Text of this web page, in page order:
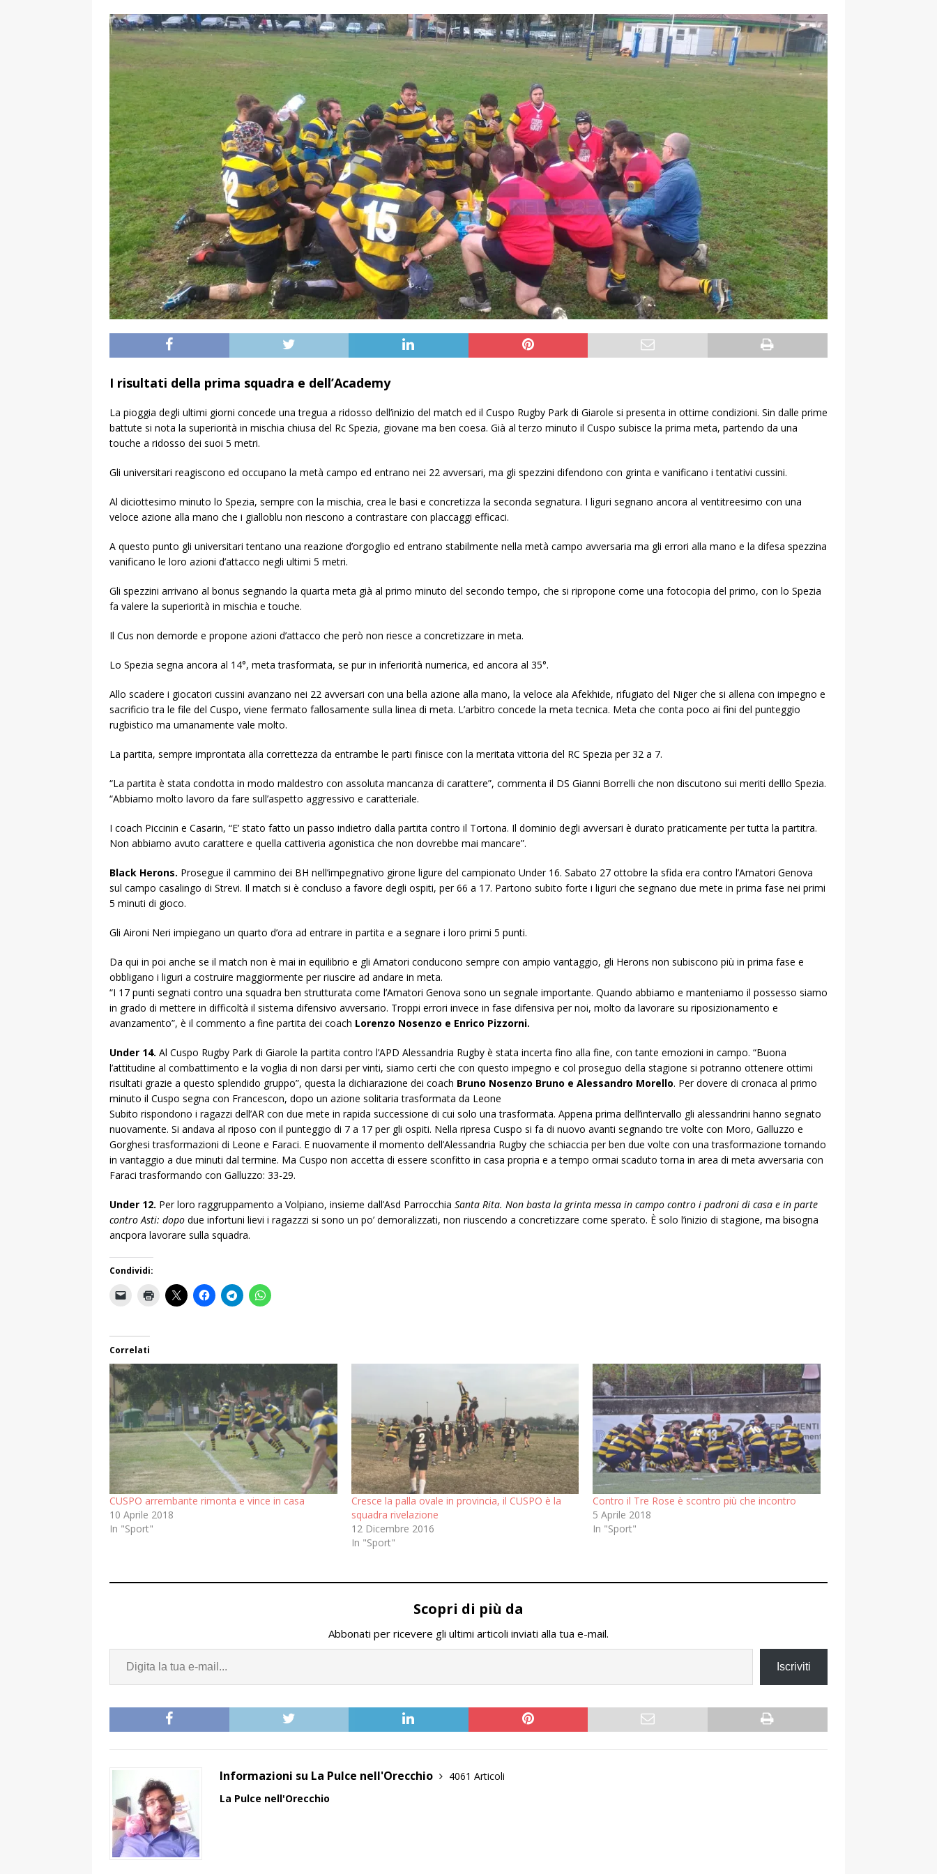
I risultati della prima squadra e dell’Academy
La pioggia degli ultimi giorni concede una tregua a ridosso dell’inizio del match ed il Cuspo Rugby Park di Giarole si presenta in ottime condizioni. Sin dalle prime
battute si nota la superiorità in mischia chiusa del Rc Spezia, giovane ma ben coesa. Già al terzo minuto il Cuspo subisce la prima meta, partendo da una
touche a ridosso dei suoi 5 metri.
Gli universitari reagiscono ed occupano la metà campo ed entrano nei 22 avversari, ma gli spezzini difendono con grinta e vanificano i tentativi cussini.
Al diciottesimo minuto lo Spezia, sempre con la mischia, crea le basi e concretizza la seconda segnatura. I liguri segnano ancora al ventitreesimo con una
veloce azione alla mano che i gialloblu non riescono a contrastare con placcaggi efficaci.
A questo punto gli universitari tentano una reazione d’orgoglio ed entrano stabilmente nella metà campo avversaria ma gli errori alla mano e la difesa spezzina
vanificano le loro azioni d’attacco negli ultimi 5 metri.
Gli spezzini arrivano al bonus segnando la quarta meta già al primo minuto del secondo tempo, che si ripropone come una fotocopia del primo, con lo Spezia
fa valere la superiorità in mischia e touche.
Il Cus non demorde e propone azioni d’attacco che però non riesce a concretizzare in meta.
Lo Spezia segna ancora al 14°, meta trasformata, se pur in inferiorità numerica, ed ancora al 35°.
Allo scadere i giocatori cussini avanzano nei 22 avversari con una bella azione alla mano, la veloce ala Afekhide, rifugiato del Niger che si allena con impegno e
sacrificio tra le file del Cuspo, viene fermato fallosamente sulla linea di meta. L’arbitro concede la meta tecnica. Meta che conta poco ai fini del punteggio
rugbistico ma umanamente vale molto.
La partita, sempre improntata alla correttezza da entrambe le parti finisce con la meritata vittoria del RC Spezia per 32 a 7.
“La partita è stata condotta in modo maldestro con assoluta mancanza di carattere”, commenta il DS Gianni Borrelli che non discutono sui meriti delllo Spezia.
“Abbiamo molto lavoro da fare sull’aspetto aggressivo e caratteriale.
I coach Piccinin e Casarin, “E’ stato fatto un passo indietro dalla partita contro il Tortona. Il dominio degli avversari è durato praticamente per tutta la partitra.
Non abbiamo avuto carattere e quella cattiveria agonistica che non dovrebbe mai mancare”.
Black Herons. Prosegue il cammino dei BH nell’impegnativo girone ligure del campionato Under 16. Sabato 27 ottobre la sfida era contro l’Amatori Genova
sul campo casalingo di Strevi. Il match si è concluso a favore degli ospiti, per 66 a 17. Partono subito forte i liguri che segnano due mete in prima fase nei primi
5 minuti di gioco.
Gli Aironi Neri impiegano un quarto d’ora ad entrare in partita e a segnare i loro primi 5 punti.
Da qui in poi anche se il match non è mai in equilibrio e gli Amatori conducono sempre con ampio vantaggio, gli Herons non subiscono più in prima fase e
obbligano i liguri a costruire maggiormente per riuscire ad andare in meta.
“I 17 punti segnati contro una squadra ben strutturata come l’Amatori Genova sono un segnale importante. Quando abbiamo e manteniamo il possesso siamo
in grado di mettere in difficoltà il sistema difensivo avversario. Troppi errori invece in fase difensiva per noi, molto da lavorare su riposizionamento e
avanzamento”, è il commento a fine partita dei coach Lorenzo Nosenzo e Enrico Pizzorni.
Under 14. Al Cuspo Rugby Park di Giarole la partita contro l’APD Alessandria Rugby è stata incerta fino alla fine, con tante emozioni in campo. “Buona
l’attitudine al combattimento e la voglia di non darsi per vinti, siamo certi che con questo impegno e col proseguo della stagione si potranno ottenere ottimi
risultati grazie a questo splendido gruppo”, questa la dichiarazione dei coach Bruno Nosenzo Bruno e Alessandro Morello. Per dovere di cronaca al primo
minuto il Cuspo segna con Francescon, dopo un azione solitaria trasformata da Leone
Subito rispondono i ragazzi dell’AR con due mete in rapida successione di cui solo una trasformata. Appena prima dell’intervallo gli alessandrini hanno segnato
nuovamente. Si andava al riposo con il punteggio di 7 a 17 per gli ospiti. Nella ripresa Cuspo si fa di nuovo avanti segnando tre volte con Moro, Galluzzo e
Gorghesi trasformazioni di Leone e Faraci. E nuovamente il momento dell’Alessandria Rugby che schiaccia per ben due volte con una trasformazione tornando
in vantaggio a due minuti dal termine. Ma Cuspo non accetta di essere sconfitto in casa propria e a tempo ormai scaduto torna in area di meta avversaria con
Faraci trasformando con Galluzzo: 33-29.
Under 12. Per loro raggruppamento a Volpiano, insieme dall’Asd Parrocchia Santa Rita. Non basta la grinta messa in campo contro i padroni di casa e in parte
contro Asti: dopo due infortuni lievi i ragazzzi si sono un po’ demoralizzati, non riuscendo a concretizzare come sperato. È solo l’inizio di stagione, ma bisogna
ancpora lavorare sulla squadra.
Condividi:
Correlati
CUSPO arrembante rimonta e vince in casa
10 Aprile 2018
In "Sport"
Cresce la palla ovale in provincia, il CUSPO è la
squadra rivelazione
12 Dicembre 2016
In "Sport"
Contro il Tre Rose è scontro più che incontro
5 Aprile 2018
In "Sport"
Scopri di più da
Abbonati per ricevere gli ultimi articoli inviati alla tua e-mail.
Iscriviti
Informazioni su La Pulce nell'Orecchio
4061 Articoli
La Pulce nell'Orecchio